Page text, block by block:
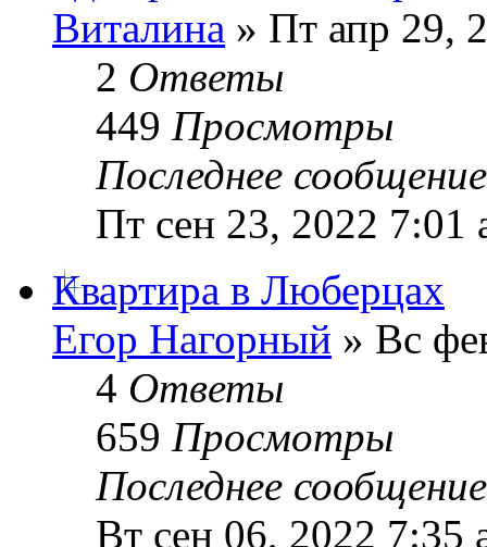
Виталина » Пт апр 29,
2 Ответы
449 Просмотры
Последнее
Пт сен 23, 2022 7:01
Квартира в Люберцах
Егор Нагорный » Вс
4 Ответы
659 Просмотры
Последнее
Вт сен 06, 2022 7:35